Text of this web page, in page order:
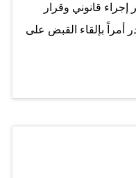
قانوني وقرار
أمراً بإلقاء القبض على
وشراسة من دافعوا
وبقرار من النائب